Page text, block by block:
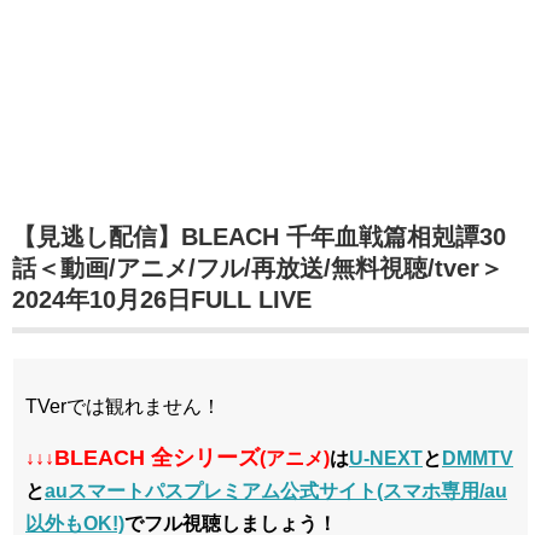
【見逃し配信】BLEACH 千年血戦篇相剋譚30
話＜動画/アニメ/フル/再放送/無料視聴/tver＞
2024年10月26日FULL LIVE
TVerでは観れません！
↓↓↓BLEACH 全シリーズ(アニメ)はU-NEXTと DMMTV
とauスマートパスプレミアム公式サイト(スマホ専用/au
以外もOK!)でフル視聴しましょう！